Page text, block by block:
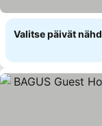
Valitse päivät